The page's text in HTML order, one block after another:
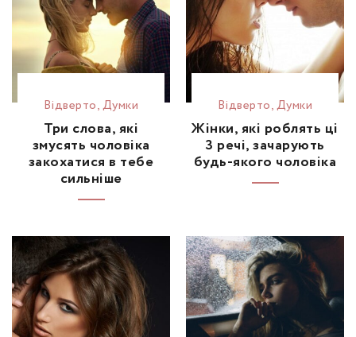
Відвертo,Думки
Три слова, які
змусять чоловіка
закохатися в тебе
сильніше
Відвертo,Думки
Жінки, які роблять ці
3 речі, зачарують
будь-якого чоловіка